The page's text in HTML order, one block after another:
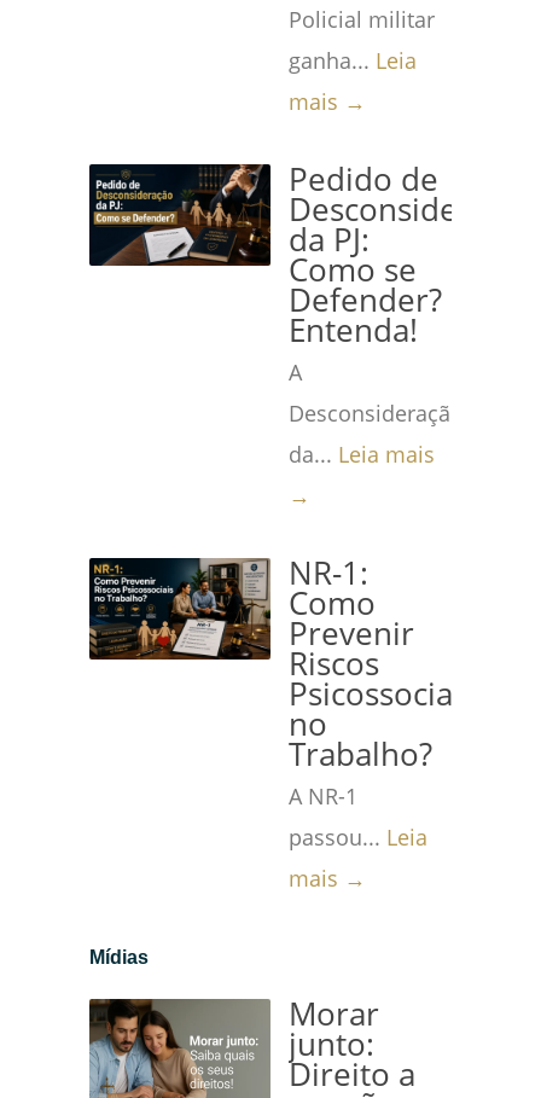
Policial militar
ganha... Leia
mais →
Pedido de
Desconsideração
da PJ:
Como se
Defender?
Entenda!
A
Desconsideração
da... Leia mais
→
NR-1:
Como
Prevenir
Riscos
Psicossociais
no
Trabalho?
A NR-1
passou... Leia
mais →
Mídias
Morar
junto:
Direito a